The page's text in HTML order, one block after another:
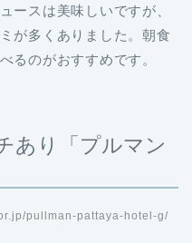
ースは美味しいですが、
が多くありました。朝食
るのがおすすめです。
あり「プルマン
pullman-pattaya-hotel-g/